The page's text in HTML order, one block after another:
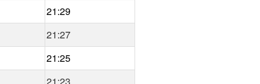
21:29
21:27
21:25